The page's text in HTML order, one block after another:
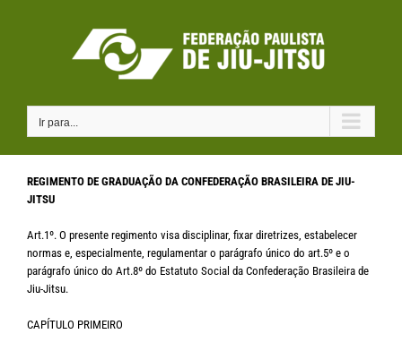
Ir para...
REGIMENTO DE GRADUAÇÃO DA CONFEDERAÇÃO BRASILEIRA DE JIU-
JITSU
Art.1º. O presente regimento visa disciplinar, fixar diretrizes, estabelecer
normas e, especialmente, regulamentar o parágrafo único do art.5º e o
parágrafo único do Art.8º do Estatuto Social da Confederação Brasileira de
Jiu-Jitsu.
CAPÍTULO PRIMEIRO